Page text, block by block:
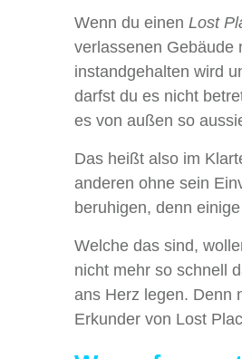
Wenn du einen Lost
verlassenen Gebäude
instandgehalten wird
darfst du es nicht
es von außen so
Das heißt also im
anderen ohne sein
beruhigen, denn
Welche das sind,
nicht mehr so schnell
ans Herz legen. Denn
Erkunder von Lost